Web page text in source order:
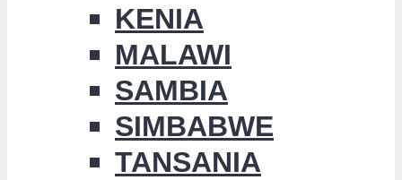
KENIA
MALAWI
SAMBIA
SIMBABWE
TANSANIA